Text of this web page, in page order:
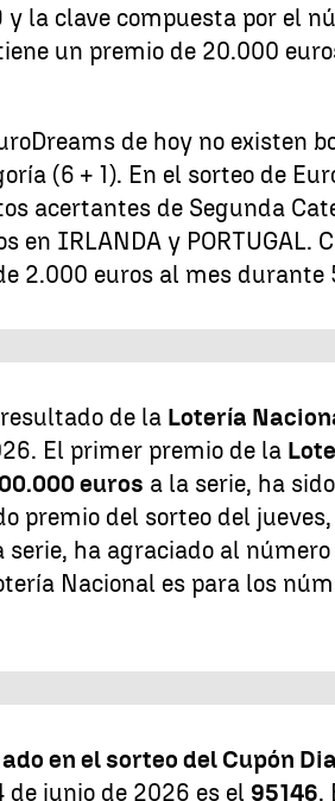
y la clave compuesta por el
un premio de 20.000
de hoy no existen
(6 + 1). En el sorteo de
acertantes de Segunda
en IRLANDA y PORTUGAL.
2.000 euros al mes durante
de la Lotería
El primer premio de la
euros a la serie, ha
premio del sorteo del
serie, ha agraciado al número
Nacional es para los
en el sorteo del Cupón
de junio de 2026 es el 95146.